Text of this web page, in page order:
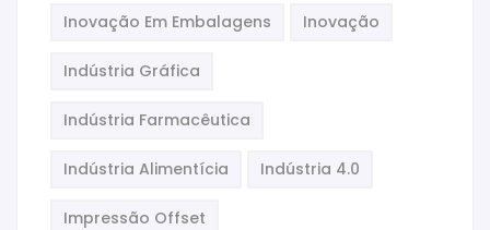
Inovação Em Embalagens Inovação
Indústria Gráfica
Indústria Farmacêutica
Indústria Alimentícia Indústria 4.0
Impressão Offset